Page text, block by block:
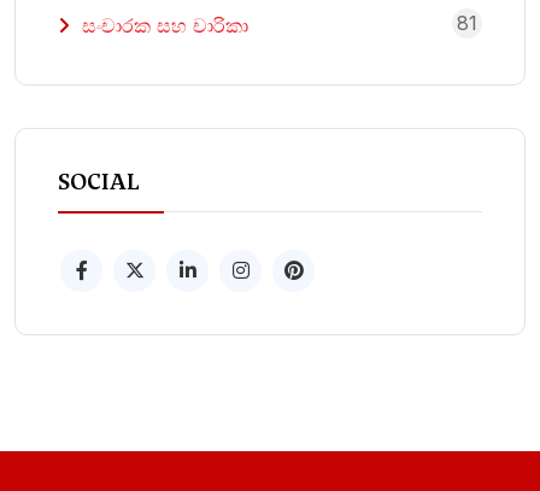
සංචාරක සහ චාරිකා 81
SOCIAL